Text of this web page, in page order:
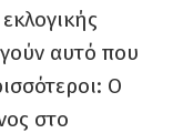
αυτό που
Ο
στο